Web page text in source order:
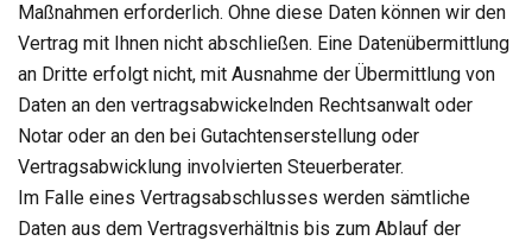
Maßnahmen erforderlich. Ohne diese Daten können wir den
Vertrag mit Ihnen nicht abschließen. Eine Datenübermittlung
an Dritte erfolgt nicht, mit Ausnahme der Übermittlung von
Daten an den vertragsabwickelnden Rechtsanwalt oder
Notar oder an den bei Gutachtenserstellung oder
Vertragsabwicklung involvierten Steuerberater.
Im Falle eines Vertragsabschlusses werden sämtliche
Daten aus dem Vertragsverhältnis bis zum Ablauf der